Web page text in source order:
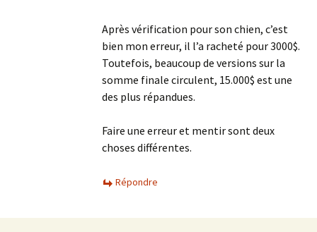
Après vérification pour son chien, c’est
bien mon erreur, il l’a racheté pour 3000$.
Toutefois, beaucoup de versions sur la
somme finale circulent, 15.000$ est une
des plus répandues.
Faire une erreur et mentir sont deux
choses différentes.
Répondre